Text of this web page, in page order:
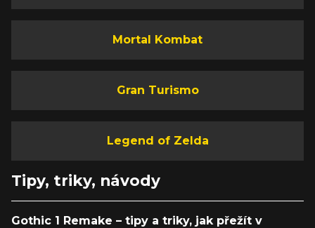
Mortal Kombat
Gran Turismo
Legend of Zelda
Tipy, triky, návody
Gothic 1 Remake – tipy a triky, jak přežít v